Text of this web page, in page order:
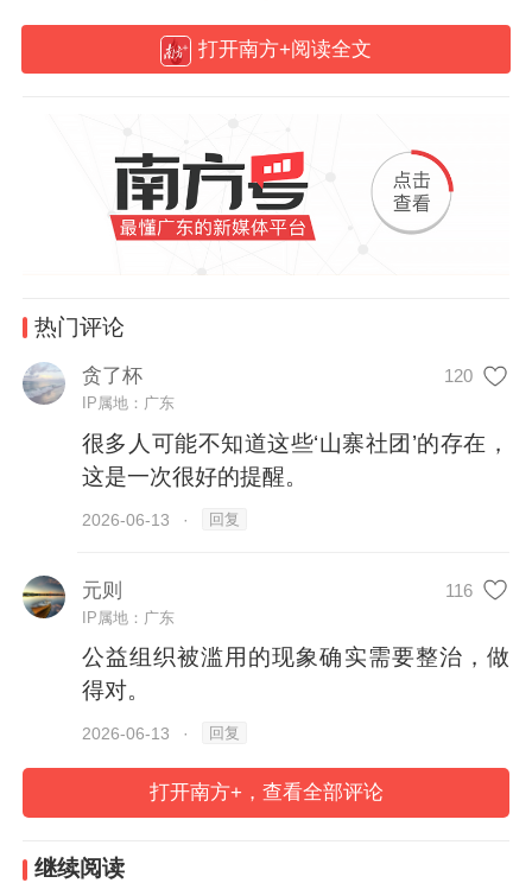
广东省民政厅提醒，非法活动常见表现形式
织、广东各级民政部门登记的社会组织相混
淆的；伪装官方背景，冒用国家机关、事业
单位下属机构、社会组织分支机构（分会）
此外，打着“公益”“慈善”“志愿服务”“文化交
流”等名义向老年人、未成年人、残疾人等特
殊群体非法传教、骗钱敛财的；打着“一带一
路”“乡村振兴”“百千万工程”等名义开展活动
骗钱敛财的；违规开展各类节庆、评选评
比赛等活动，向公众及企业颁发假证书、假
牌匾，评选假大师的。
如何识别“山寨社团”和非法社会组织？公告
称，公民个人、企事业单位和其他组织加入
某个社会组织或与其合作时，可以先查验该
社会组织是否具备合法身份，避免上当受
骗。
打开南方+阅读全文
热门评论
贪了杯 120
IP属地：广东
很多人可能不知道这些‘山寨社团’的存在，
这是一次很好的提醒。
2026-06-13 · 回复
元则 116
IP属地：广东
公益组织被滥用的现象确实需要整治，做
得对。
2026-06-13 · 回复
打开南方+，查看全部评论
继续阅读